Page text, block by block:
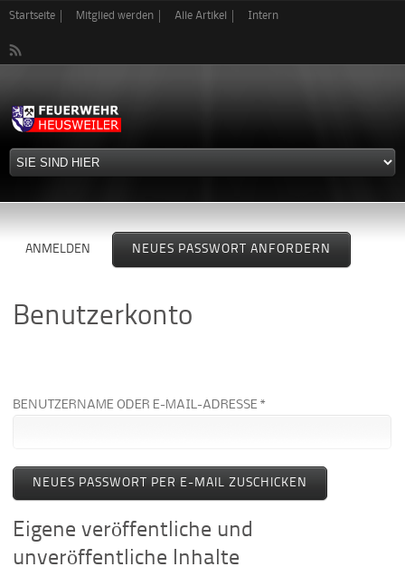
Direkt
Startseite Mitglied werden Alle Artikel Intern
ANMELDEN NEUES PASSWORT ANFORDERN
Benutzerkonto
BENUTZERNAME ODER E-MAIL-ADRESSE *
Eigene veröffentliche und
unveröffentliche Inhalte